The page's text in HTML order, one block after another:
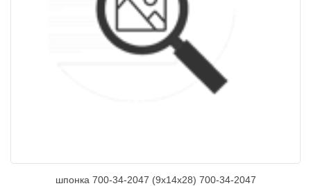
шпонка 700-34-2047 (9х14х28) 700-34-2047